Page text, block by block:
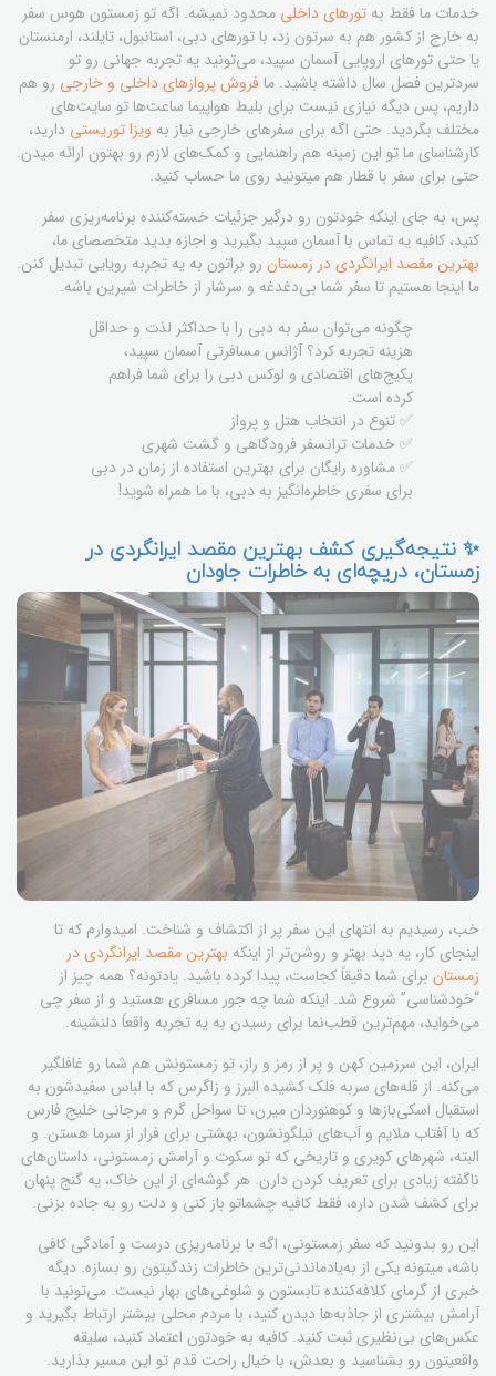
خدمات ما فقط به تورهای داخلی محدود نمیشه. اگه تو زمستون هوس سفر
به خارج از کشور هم به سرتون زد، با تورهای دبی، استانبول، تایلند، ارمنستان
یا حتی تورهای اروپایی آسمان سپید، می‌تونید یه تجربه جهانی رو تو
سردترین فصل سال داشته باشید. مافروش پروازهای داخلی و خارجی رو هم
داریم، پس دیگه نیازی نیست برای بلیط هواپیما ساعت‌ها تو سایت‌های
مختلف بگردید. حتی اگه برای سفرهای خارجی نیاز به ویزا توریستی دارید،
کارشناسای ما تو این زمینه هم راهنمایی و کمک‌های لازم رو بهتون ارائه میدن.
حتی برای سفر با قطار هم میتونید روی ما حساب کنید.
پس، به جای اینکه خودتون رو درگیر جزئیات خسته‌کننده برنامه‌ریزی سفر
کنید، کافیه یه تماس با آسمان سپید بگیرید و اجازه بدید متخصصای ما،
بهترین مقصد ایرانگردی در زمستان رو براتون به یه تجربه رویایی تبدیل کنن.
ما اینجا هستیم تا سفر شما بی‌دغدغه و سرشار از خاطرات شیرین باشه.
چگونه می‌توان سفر به دبی را با حداکثر لذت و حداقل
هزینه تجربه کرد؟ آژانس مسافرتی آسمان سپید،
پکیج‌های اقتصادی و لوکس دبی را برای شما فراهم
کرده است.
✅ تنوع در انتخاب هتل و پرواز
✅ خدمات ترانسفر فرودگاهی و گشت شهری
✅ مشاوره رایگان برای بهترین استفاده از زمان در دبی
برای سفری خاطره‌انگیز به دبی، با ما همراه شوید!
✨ نتیجه‌گیری کشف بهترین مقصد ایرانگردی در
زمستان، دریچه‌ای به خاطرات جاودان
خب، رسیدیم به انتهای این سفر پر از اکتشاف و شناخت. امیدوارم که تا
اینجای کار، یه دید بهتر و روشن‌تر از اینکه بهترین مقصد ایرانگردی در
زمستان برای شما دقیقاً کجاست، پیدا کرده باشید. یادتونه؟ همه چیز از
“خودشناسی” شروع شد. اینکه شما چه جور مسافری هستید و از سفر چی
می‌خواید، مهم‌ترین قطب‌نما برای رسیدن به یه تجربه واقعاً دلنشینه.
ایران، این سرزمین کهن و پر از رمز و راز، تو زمستونش هم شما رو غافلگیر
می‌کنه. از قله‌های سربه فلک کشیده البرز و زاگرس که با لباس سفیدشون به
استقبال اسکی‌بازها و کوهنوردان میرن، تا سواحل گرم و مرجانی خلیج فارس
که با آفتاب ملایم و آب‌های نیلگونشون، بهشتی برای فرار از سرما هستن. و
البته، شهرهای کویری و تاریخی که تو سکوت و آرامش زمستونی، داستان‌های
ناگفته زیادی برای تعریف کردن دارن. هر گوشه‌ای از این خاک، یه گنج پنهان
برای کشف شدن داره، فقط کافیه چشماتو باز کنی و دلت رو به جاده بزنی.
این رو بدونید که سفر زمستونی، اگه با برنامه‌ریزی درست و آمادگی کافی
باشه، میتونه یکی از به‌یادماندنی‌ترین خاطرات زندگیتون رو بسازه. دیگه
خبری از گرمای کلافه‌کننده تابستون و شلوغی‌های بهار نیست. می‌تونید با
آرامش بیشتری از جاذبه‌ها دیدن کنید، با مردم محلی بیشتر ارتباط بگیرید و
عکس‌های بی‌نظیری ثبت کنید. کافیه به خودتون اعتماد کنید، سلیقه
واقعیتون رو بشناسید و بعدش، با خیال راحت قدم تو این مسیر بذارید.